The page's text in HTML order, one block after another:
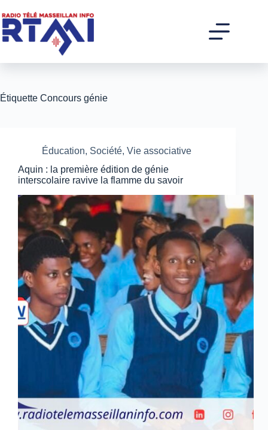
au
contenu
Étiquette Concours génie
Éducation, Société, Vie associative
Aquin : la première édition de génie
interscolaire ravive la flamme du savoir